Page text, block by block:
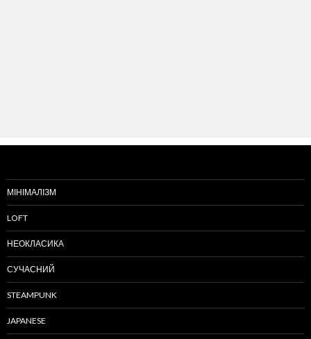
МІНІМАЛІЗМ
LOFT
НЕОКЛАСИКА
СУЧАСНИЙ
STEAMPUNK
JAPANESE